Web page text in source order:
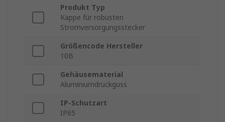
Produkt Typ
Kappe für robusten
Stromversorgungsstecker
Größencode Hersteller
10B
Gehäusematerial
Aluminiumdruckguss
IP-Schutzart
IP65